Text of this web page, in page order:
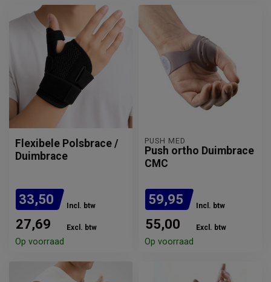
Flexibele Polsbrace /
Duimbrace
33,50 Incl. btw
27,69 Excl. btw
Op voorraad
PUSH MED
Push ortho Duimbrace
CMC
59,95 Incl. btw
55,00 Excl. btw
Op voorraad